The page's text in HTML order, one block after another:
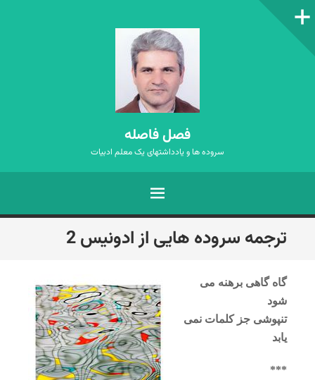
ستون‌کناری
فصل فاصله
سروده ها و یادداشتهای یک معلم ادبیات
فهرست
رفتن
به
ترجمه سروده هایی از ادونیس 2
گاه گاهی برهنه می
شود
تنپوشی جز کلمات نمی
یابد
***